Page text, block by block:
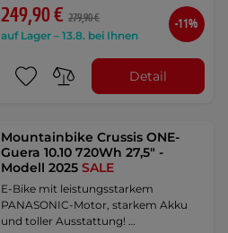
249,90 € 279,90 €
auf Lager – 13.8. bei Ihnen
-11%
Detail
Mountainbike Crussis ONE-
Guera 10.10 720Wh 27,5" -
Modell 2025SALE
E-Bike mit leistungsstarkem
PANASONIC-Motor, starkem Akku
und toller Ausstattung! …